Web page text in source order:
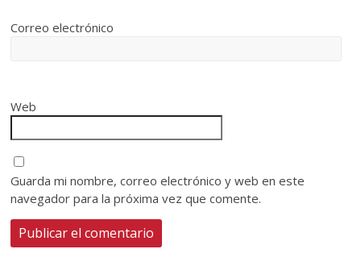
Correo electrónico
Web
Guarda mi nombre, correo electrónico y web en este
navegador para la próxima vez que comente.